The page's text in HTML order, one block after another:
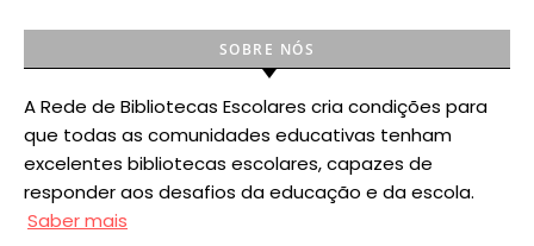
SOBRE NÓS
A Rede de Bibliotecas Escolares cria condições para
que todas as comunidades educativas tenham
excelentes bibliotecas escolares, capazes de
responder aos desafios da educação e da escola.
Saber mais